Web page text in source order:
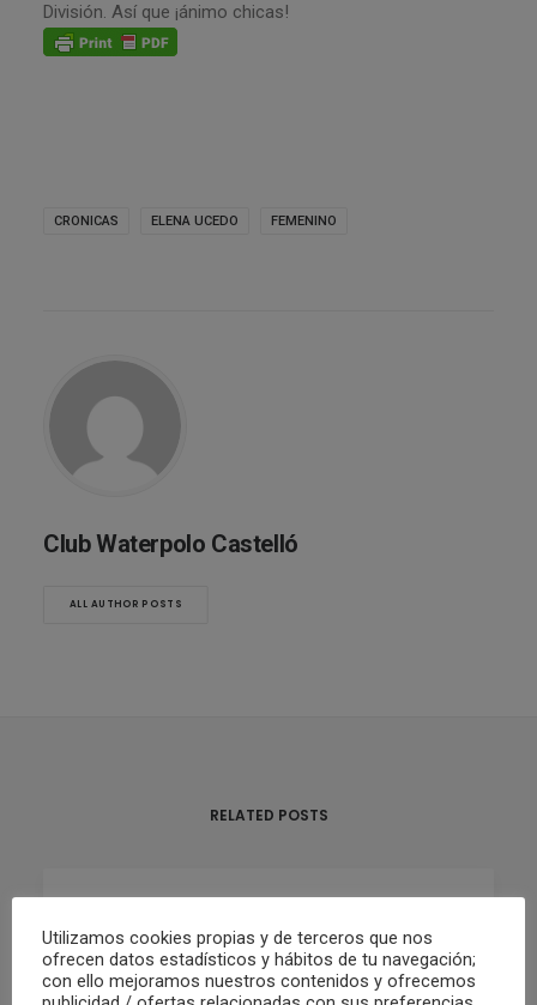
División. Así que ¡ánimo chicas!
CRONICAS ELENA UCEDO FEMENINO
Club Waterpolo Castelló
ALL AUTHOR POSTS
RELATED POSTS
RESUMEN FIN DE SEMANA 30/04 Y
01/05
Utilizamos cookies propias y de terceros que nos
ofrecen datos estadísticos y hábitos de tu navegación;
con ello mejoramos nuestros contenidos y ofrecemos